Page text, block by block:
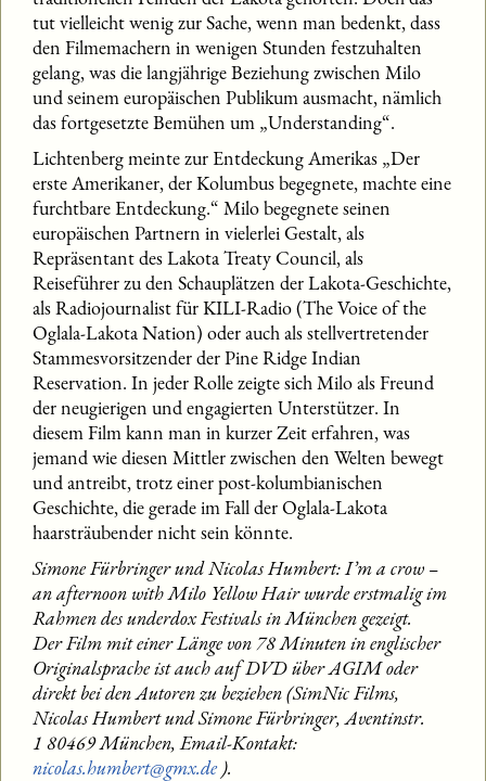
tut vielleicht wenig zur Sache, wenn man bedenkt, dass
den Filmemachern in wenigen Stunden festzuhalten
gelang, was die langjährige Beziehung zwischen Milo
und seinem europäischen Publikum ausmacht, nämlich
das fortgesetzte Bemühen um „Understanding“.
Lichtenberg meinte zur Entdeckung Amerikas „Der
erste Amerikaner, der Kolumbus begegnete, machte eine
furchtbare Entdeckung.“ Milo begegnete seinen
europäischen Partnern in vielerlei Gestalt, als
Repräsentant des Lakota Treaty Council, als
Reiseführer zu den Schauplätzen der Lakota-Geschichte,
als Radiojournalist für KILI-Radio (The Voice of the
Oglala-Lakota Nation) oder auch als stellvertretender
Stammesvorsitzender der Pine Ridge Indian
Reservation. In jeder Rolle zeigte sich Milo als Freund
der neugierigen und engagierten Unterstützer. In
diesem Film kann man in kurzer Zeit erfahren, was
jemand wie diesen Mittler zwischen den Welten bewegt
und antreibt, trotz einer post-kolumbianischen
Geschichte, die gerade im Fall der Oglala-Lakota
haarsträubender nicht sein könnte.
Simone Fürbringer und Nicolas Humbert: I’m a crow –
an afternoon with Milo Yellow Hair wurde erstmalig im
Rahmen des underdox Festivals in München gezeigt.
Der Film mit einer Länge von 78 Minuten in englischer
Originalsprache ist auch auf DVD über AGIM oder
direkt bei den Autoren zu beziehen (SimNic Films,
Nicolas Humbert und Simone Fürbringer, Aventinstr.
1 80469 München, Email-Kontakt:
nicolas.humbert@gmx.de).